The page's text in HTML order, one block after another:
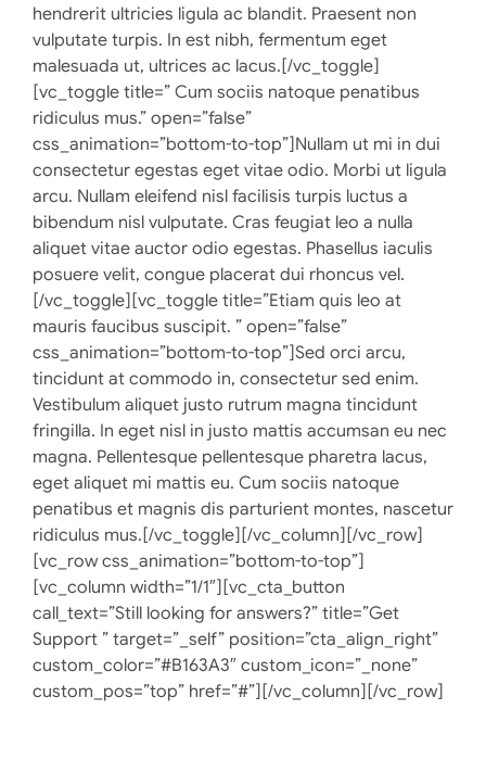
hendrerit ultricies ligula ac blandit. Praesent non
vulputate turpis. In est nibh, fermentum eget
malesuada ut, ultrices ac lacus.[/vc_toggle]
[vc_toggle title=” Cum sociis natoque penatibus
ridiculus mus.” open=”false”
css_animation=”bottom-to-top”]Nullam ut mi in dui
consectetur egestas eget vitae odio. Morbi ut ligula
arcu. Nullam eleifend nisl facilisis turpis luctus a
bibendum nisl vulputate. Cras feugiat leo a nulla
aliquet vitae auctor odio egestas. Phasellus iaculis
posuere velit, congue placerat dui rhoncus vel.
[/vc_toggle][vc_toggle title=”Etiam quis leo at
mauris faucibus suscipit. ” open=”false”
css_animation=”bottom-to-top”]Sed orci arcu,
tincidunt at commodo in, consectetur sed enim.
Vestibulum aliquet justo rutrum magna tincidunt
fringilla. In eget nisl in justo mattis accumsan eu nec
magna. Pellentesque pellentesque pharetra lacus,
eget aliquet mi mattis eu. Cum sociis natoque
penatibus et magnis dis parturient montes, nascetur
ridiculus mus.[/vc_toggle][/vc_column][/vc_row]
[vc_row css_animation=”bottom-to-top”]
[vc_column width=”1/1″][vc_cta_button
call_text=”Still looking for answers?” title=”Get
Support ” target=”_self” position=”cta_align_right”
custom_color=”#B163A3″ custom_icon=”_none”
custom_pos=”top” href=”#”][/vc_column][/vc_row]